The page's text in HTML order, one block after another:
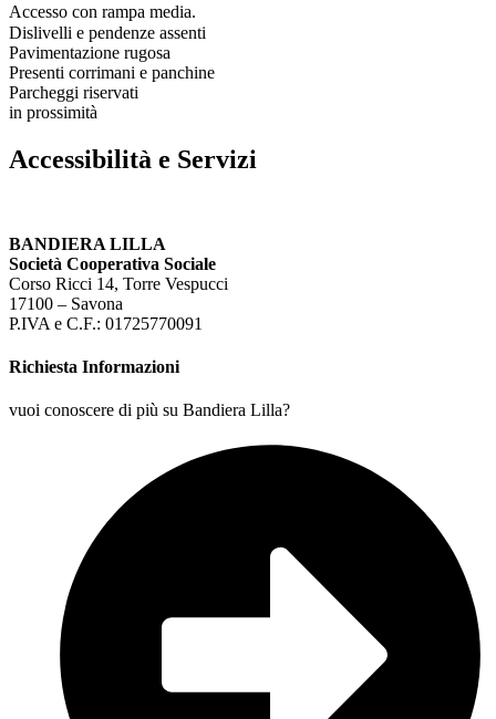
Accesso con rampa media.
Dislivelli e pendenze assenti
Pavimentazione rugosa
Presenti corrimani e panchine
Parcheggi riservati
in prossimità
Accessibilità e Servizi
BANDIERA LILLA
Società Cooperativa Sociale
Corso Ricci 14, Torre Vespucci
17100 – Savona
P.IVA e C.F.: 01725770091
Richiesta Informazioni
vuoi conoscere di più su Bandiera Lilla?